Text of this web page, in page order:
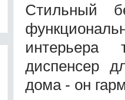
Стильный
интерьера
диспенсер
дома - он